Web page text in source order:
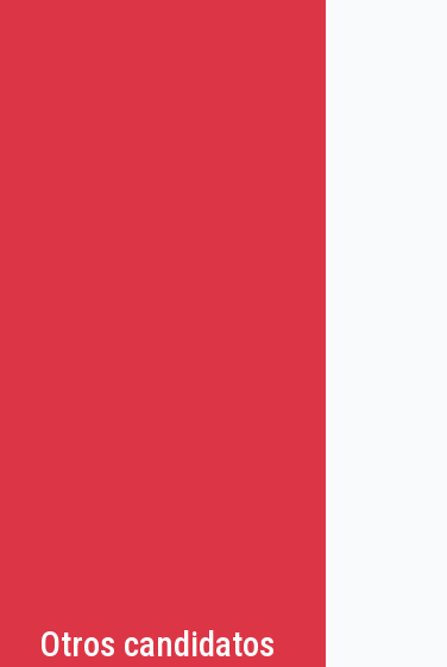
Otros candidatos